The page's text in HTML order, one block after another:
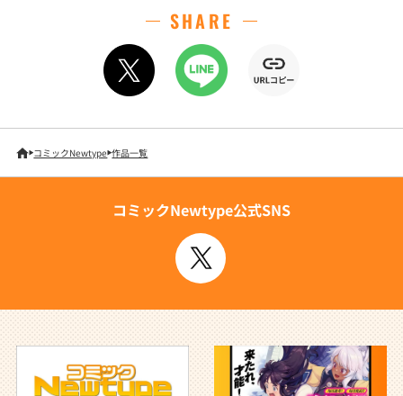
SHARE
コミックNewtype 作品一覧
コミックNewtype公式SNS